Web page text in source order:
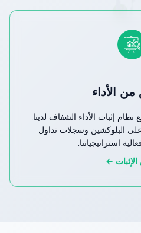
من الأداء
إثبات الأداء الشفاف لدينا.
البلوكشين وسجلات تداول
استراتيجياتنا.
←